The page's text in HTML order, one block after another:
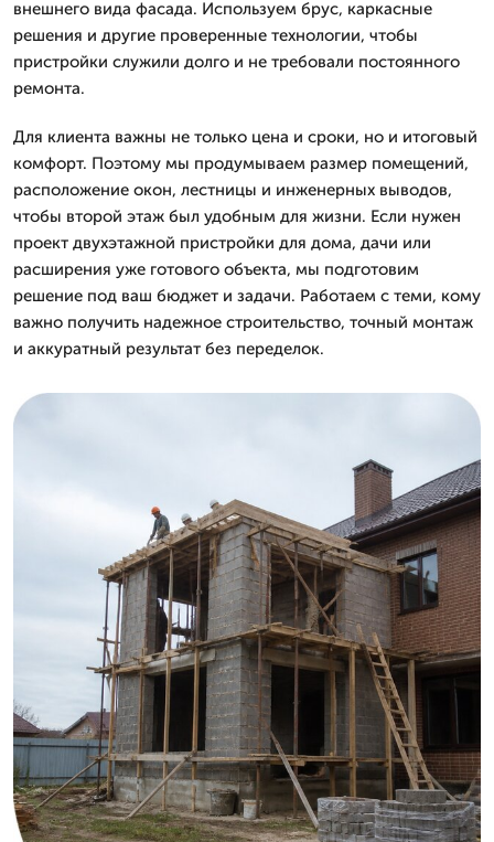
внешнего вида фасада. Используем брус, каркасные
решения и другие проверенные технологии, чтобы
пристройки служили долго и не требовали постоянного
ремонта.
Для клиента важны не только цена и сроки, но и итоговый
комфорт. Поэтому мы продумываем размер помещений,
расположение окон, лестницы и инженерных выводов,
чтобы второй этаж был удобным для жизни. Если нужен
проект двухэтажной пристройки для дома, дачи или
расширения уже готового объекта, мы подготовим
решение под ваш бюджет и задачи. Работаем с теми, кому
важно получить надежное строительство, точный монтаж
и аккуратный результат без переделок.